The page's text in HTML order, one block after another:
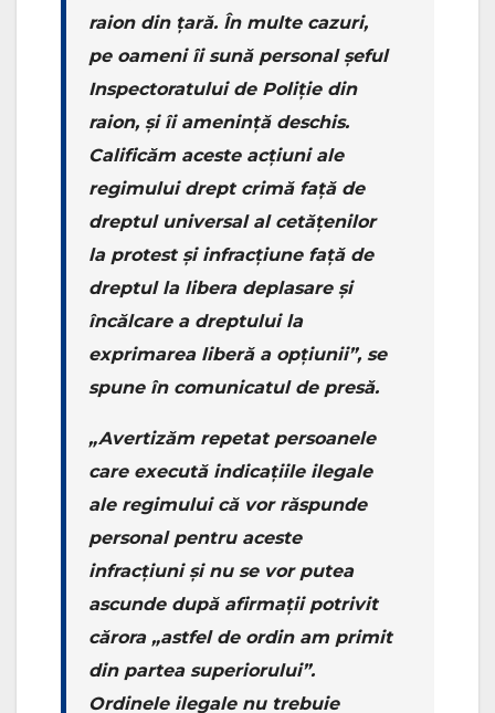
raion din țară. În multe cazuri,
pe oameni îi sună personal șeful
Inspectoratului de Poliție din
raion, și îi amenință deschis.
Calificăm aceste acțiuni ale
regimului drept crimă față de
dreptul universal al cetățenilor
la protest și infracțiune față de
dreptul la libera deplasare și
încălcare a dreptului la
exprimarea liberă a opțiunii”, se
spune în comunicatul de presă.
„Avertizăm repetat persoanele
care execută indicațiile ilegale
ale regimului că vor răspunde
personal pentru aceste
infracțiuni și nu se vor putea
ascunde după afirmații potrivit
cărora „astfel de ordin am primit
din partea superiorului”.
Ordinele ilegale nu trebuie